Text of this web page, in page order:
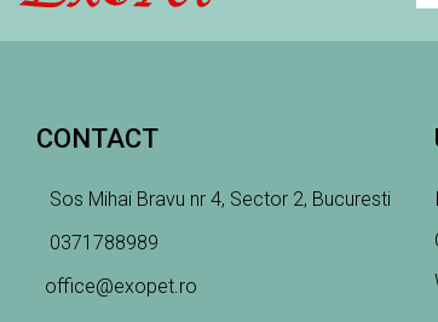
CONTACT
Sos Mihai Bravu nr 4, Sector 2, Bucuresti
0371788989
office@exopet.ro